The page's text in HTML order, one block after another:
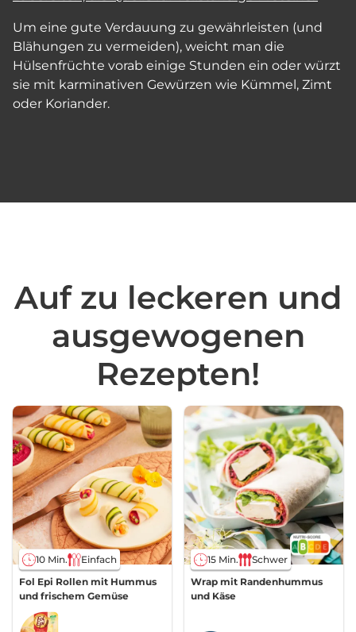
Um eine gute Verdauung zu gewährleisten (und
Blähungen zu vermeiden), weicht man die
Hülsenfrüchte vorab einige Stunden ein oder würzt
sie mit karminativen Gewürzen wie Kümmel, Zimt
oder Koriander.
Auf zu leckeren und
ausgewogenen
Rezepten!
10 Min.
Einfach
Fol Epi Rollen mit Hummus
und frischem Gemüse
15 Min.
Schwer
Wrap mit Randenhummus
und Käse